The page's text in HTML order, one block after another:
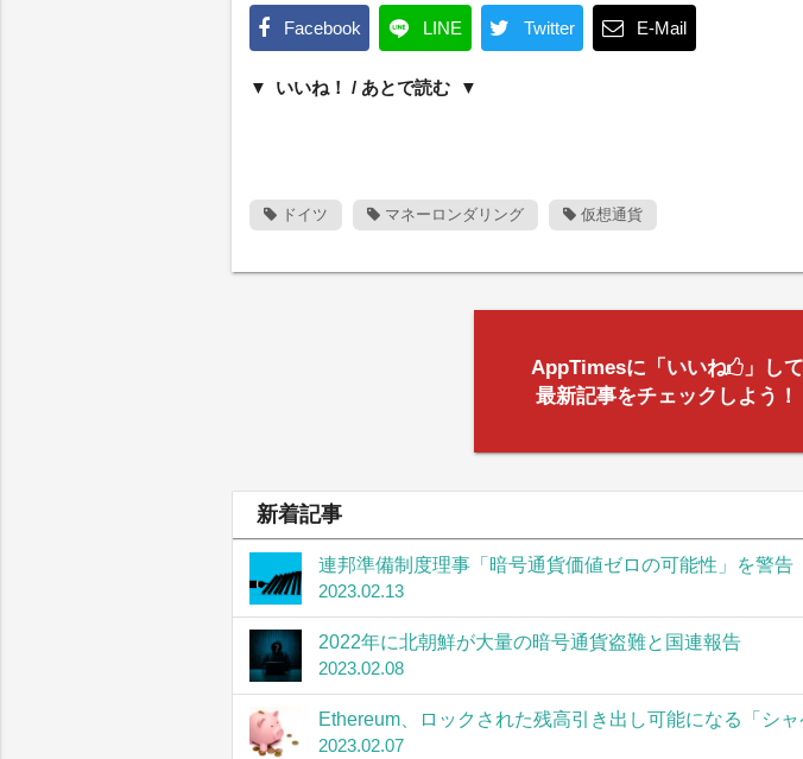
Facebook LINE Twitter E-Mail
いいね！ / あとで読む
ドイツ マネーロンダリング 仮想通貨
AppTimesに「いいね
」して
最新記事をチェックしよう！
新着記事
連邦準備制度理事「暗号通貨価値ゼロの可能性」を警告
2023.02.13
2022年に北朝鮮が大量の暗号通貨盗難と国連報告
2023.02.08
Ethereum、ロックされた残高引き出し可能になる「シ
2023.02.07